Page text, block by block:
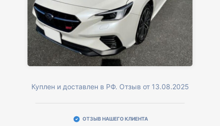
Куплен и доставлен в РФ. Отзыв от 13.08.2025
ОТЗЫВ НАШЕГО КЛИЕНТА